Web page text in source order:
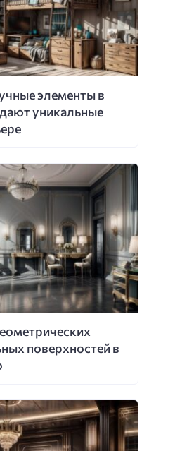
элементы в
уникальные
поверхностей в